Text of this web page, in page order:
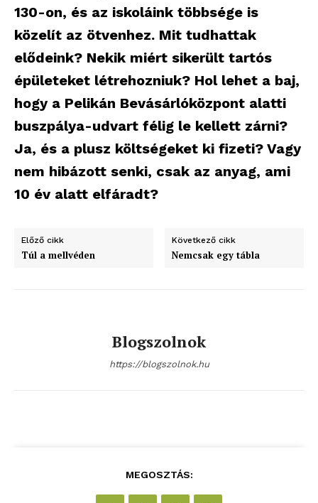
130-on, és az iskoláink többsége is
közelít az ötvenhez. Mit tudhattak
elődeink? Nekik miért sikerült tartós
épületeket létrehozniuk? Hol lehet a baj,
hogy a Pelikán Bevásárlóközpont alatti
buszpálya-udvart félig le kellett zárni?
Ja, és a plusz költségeket ki fizeti? Vagy
nem hibázott senki, csak az anyag, ami
10 év alatt elfáradt?
Előző cikk
Túl a mellvéden
Következő cikk
Nemcsak egy tábla
Blogszolnok
https://blogszolnok.hu
MEGOSZTÁS: